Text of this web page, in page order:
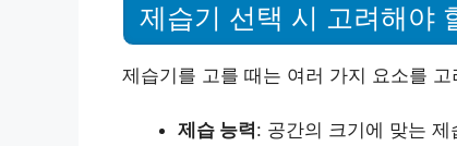
제습기 선택 시 고려해야
제습기를 고를 때는 여러 가지 요소를
제습 능력: 공간의 크기에 맞는